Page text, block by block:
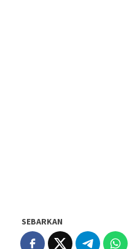
SEBARKAN